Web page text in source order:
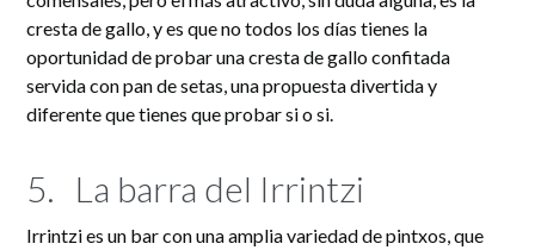
cresta de gallo, y es que no todos los días tienes la
oportunidad de probar una cresta de gallo confitada
servida con pan de setas, una propuesta divertida y
diferente que tienes que probar si o si.
5. La barra del Irrintzi
Irrintzi es un bar con una amplia variedad de pintxos, que